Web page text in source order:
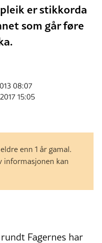
er stikkorda
som går føre
08:07
15:05
enn 1 år gamal.
informasjonen kan
Fagernes har